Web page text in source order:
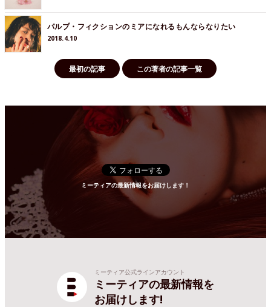
パルプ・フィクションのミアになれるもんならなりたい
2018.4.10
最初の記事 この著者の記事一覧
ミーティアの最新情報をお届けします！
ミーティア公式ラインアカウント
ミーティアの最新情報を
お届けします!